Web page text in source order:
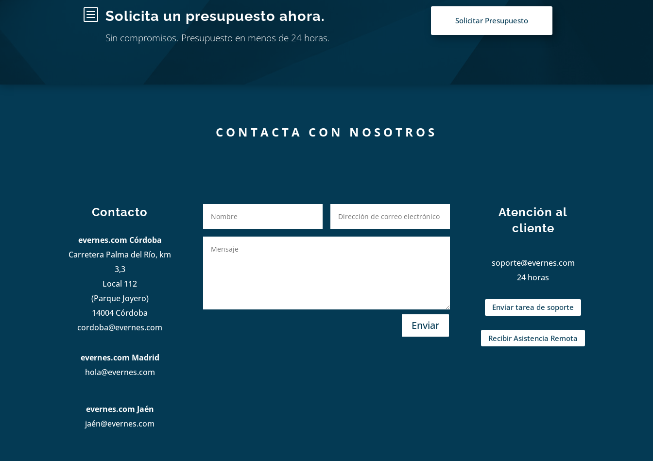
b Solicita un presupuesto ahora.
Sin compromisos. Presupuesto en menos de 24 horas.
Solicitar Presupuesto
CONTACTA CON NOSOTROS
Contacto
evernes.com Córdoba
Carretera Palma del Río, km
3,3
Local 112
(Parque Joyero)
14004 Córdoba
cordoba@evernes.com
evernes.com Madrid
hola@evernes.com
evernes.com Jaén
jaén@evernes.com
Enviar
Atención al
cliente
soporte@evernes.com
24 horas
Envíar tarea de soporte
Recibir Asistencia Remota